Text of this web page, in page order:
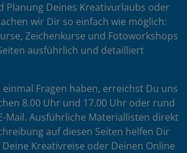
Planung Deines Kreativurlaubs oder
wir Dir so einfach wie möglich:
Zeichenkurse und Fotoworkshops
ausführlich und detailliert
Fragen haben, erreichst Du uns
8.00 Uhr und 17.00 Uhr oder rund
Mail. Ausführliche Materiallisten direkt
auf diesen Seiten helfen Dir
Kreativreise oder Deinen Online